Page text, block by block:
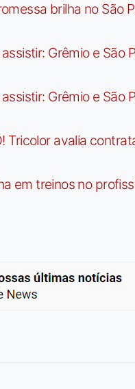
brilha no São
Grêmio e São
Grêmio e São
Tricolor avalia
em treinos no